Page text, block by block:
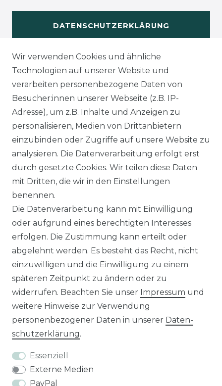
DATENSCHUTZERKLÄRUNG
WIDERUFSRECHT
KONTAKT
Sie sind Händlerund möchten Sich mit uns
in Verbindung setzen?
unter:
0421 - 7942081
Unseren Händlershop finden Sie hier:
https://b2b-popshotsstudios.de/
Wir versenden mit
Unsere Zahlungsarten
Wir verwenden Cookies und ähnliche
Technologien auf unserer Website und
verarbeiten personenbezogene Daten von
Besucher:innen unserer Webseite (z.B. IP-
Adresse), um z.B. Inhalte und Anzeigen zu
personalisieren, Medien von Drittanbietern
einzubinden oder Zugriffe auf unsere Website zu
analysieren. Die Datenverarbeitung erfolgt erst
durch gesetzte Cookies. Wir teilen diese Daten
mit Dritten, die wir in den Einstellungen
benennen.
Die Datenverarbeitung kann mit Einwilligung
oder aufgrund eines berechtigten Interesses
erfolgen. Die Zustimmung kann erteilt oder
abgelehnt werden. Es besteht das Recht, nicht
einzuwilligen und die Einwilligung zu einem
späteren Zeitpunkt zu ändern oder zu
widerrufen. Beachten Sie unser Impressum und
weitere Hinweise zur Verwendung
personenbezogener Daten in unserer Daten­
schutz­erklärung.
Essenziell
Externe Medien
PayPal